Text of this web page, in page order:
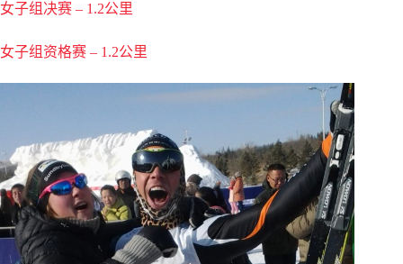
女子组决赛 – 1.2公里
女子组资格赛 – 1.2公里